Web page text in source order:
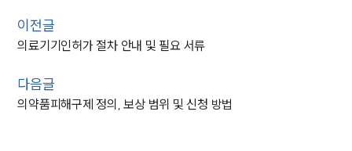
이전글
의료기기인허가 절차 안내 및 필요 서류
다음글
의약품피해구제 정의, 보상 범위 및 신청 방법